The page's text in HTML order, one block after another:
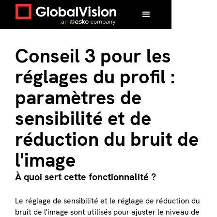
Conseil 3 pour les
réglages du profil :
paramètres de
sensibilité et de
réduction du bruit de
l'image
À quoi sert cette fonctionnalité ?
Le réglage de sensibilité et le réglage de réduction du
bruit de l'image sont utilisés pour ajuster le niveau de